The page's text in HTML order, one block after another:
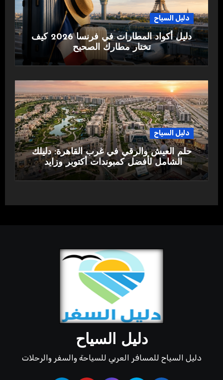
دليل السياح
دليل أكواد المطارات في فرنسا 2026 كيف
تختار مطارك الصحيح
دليل السياح
حلم العيش والرقي في غرب القاهرة: دليلك
الشامل لأفضل كمبوندات أكتوبر وزايد
دليل السياح
دليل السياح للمسافر العربي للسياحة والسفر والرحلات